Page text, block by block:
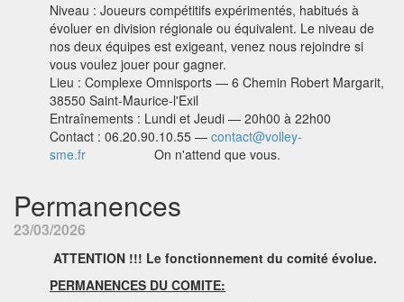
Niveau : Joueurs compétitifs expérimentés, habitués à
évoluer en division régionale ou équivalent. Le niveau de
nos deux équipes est exigeant, venez nous rejoindre si
vous voulez jouer pour gagner.
Lieu : Complexe Omnisports — 6 Chemin Robert Margarit,
38550 Saint-Maurice-l'Exil
Entraînements : Lundi et Jeudi — 20h00 à 22h00
Contact : 06.20.90.10.55 — contact@volley-
sme.fr On n'attend que vous.
Permanences
23/03/2026
ATTENTION !!! Le fonctionnement du comité évolue.
PERMANENCES DU COMITE: